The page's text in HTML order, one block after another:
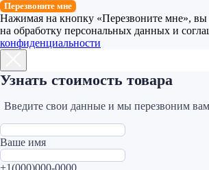
Перезвоните мне
Нажимая на кнопку «Перезвоните мне», вы
на обработку персональных данных и
конфиденциальности
Узнать стоимость товара
Введите свои данные и мы перезвоним
Ваше имя